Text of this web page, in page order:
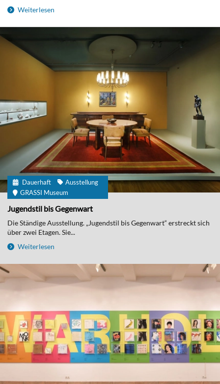
Weiterlesen
Dauerhaft
Ausstellung
GRASSI Museum
Jugendstil bis Gegenwart
Die Ständige Ausstellung. „Jugendstil bis Gegenwart“ erstreckt sich
über zwei Etagen. Sie...
Weiterlesen